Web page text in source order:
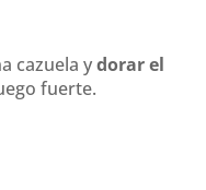
cazuela ydorar el
fuerte.